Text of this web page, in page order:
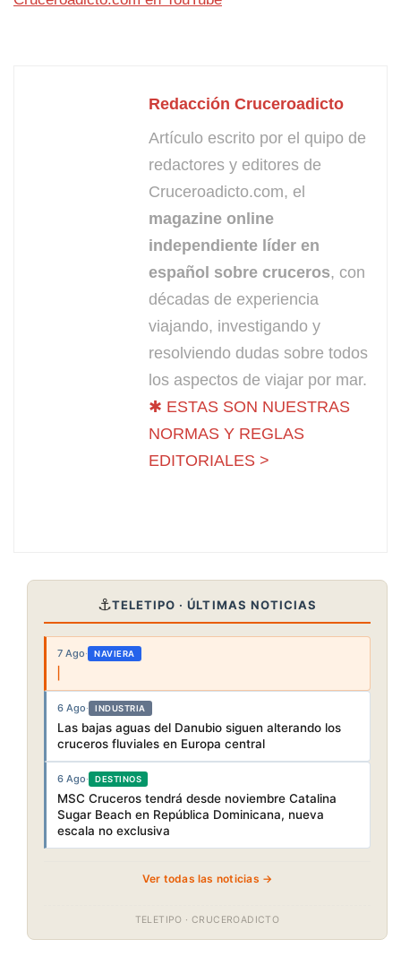
Redacción Cruceroadicto
Artículo escrito por el quipo de
redactores y editores de
Cruceroadicto.com, el
magazine online
independiente líder en
español sobre cruceros, con
décadas de experiencia
viajando, investigando y
resolviendo dudas sobre todos
los aspectos de viajar por mar.
✱ ESTAS SON NUESTRAS
NORMAS Y REGLAS
EDITORIALES >
⚓TELETIPO · ÚLTIMAS NOTICIAS
7 Ago· NAVIERA
6 Ago· INDUSTRIA
Las bajas aguas del Danubio siguen alterando los
cruceros fluviales en Europa central
6 Ago· DESTINOS
MSC Cruceros tendrá desde noviembre Catalina
Sugar Beach en República Dominicana, nueva
escala no exclusiva
Ver todas las noticias →
TELETIPO · CRUCEROADICTO